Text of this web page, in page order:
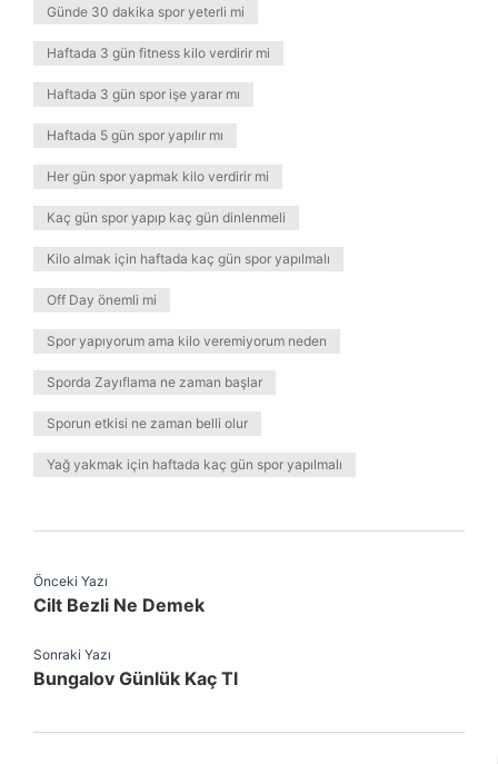
Günde 30 dakika spor yeterli mi
Haftada 3 gün fitness kilo verdirir mi
Haftada 3 gün spor işe yarar mı
Haftada 5 gün spor yapılır mı
Her gün spor yapmak kilo verdirir mi
Kaç gün spor yapıp kaç gün dinlenmeli
Kilo almak için haftada kaç gün spor yapılmalı
Off Day önemli mi
Spor yapıyorum ama kilo veremiyorum neden
Sporda Zayıflama ne zaman başlar
Sporun etkisi ne zaman belli olur
Yağ yakmak için haftada kaç gün spor yapılmalı
Önceki Yazı
Cilt Bezli Ne Demek
Sonraki Yazı
Bungalov Günlük Kaç Tl